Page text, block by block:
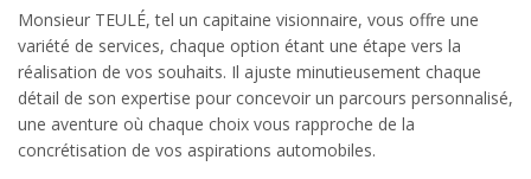
Monsieur TEULÉ, tel un capitaine visionnaire, vous offre une
variété de services, chaque option étant une étape vers la
réalisation de vos souhaits. Il ajuste minutieusement chaque
détail de son expertise pour concevoir un parcours personnalisé,
une aventure où chaque choix vous rapproche de la
concrétisation de vos aspirations automobiles.